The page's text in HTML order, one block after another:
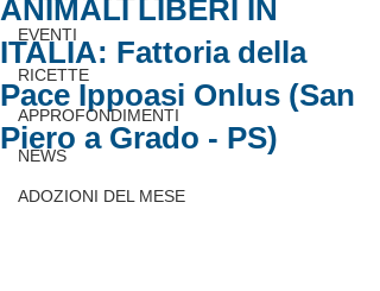
EVENTI
RICETTE
APPROFONDIMENTI
NEWS
ADOZIONI DEL MESE
ANIMALI LIBERI IN
ITALIA: Fattoria della
Pace Ippoasi Onlus (San
Piero a Grado - PS)